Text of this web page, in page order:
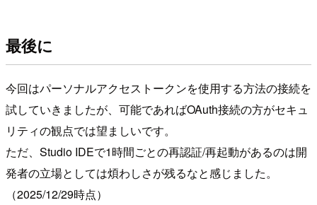
最後に
今回はパーソナルアクセストークンを使用する方法の接続を
試していきましたが、可能であればOAuth接続の方がセキュ
リティの観点では望ましいです。
ただ、Studio IDEで1時間ごとの再認証/再起動があるのは開
発者の立場としては煩わしさが残るなと感じました。
（2025/12/29時点）